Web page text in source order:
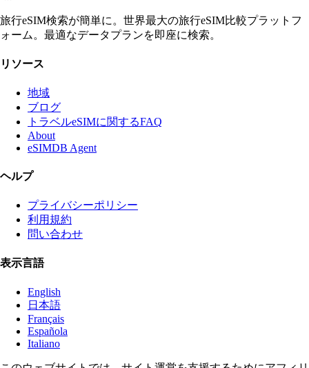
旅行eSIM検索が簡単に。世界最大の旅行eSIM比較プラットフ
ォーム。最適なデータプランを即座に検索。
リソース
地域
ブログ
トラベルeSIMに関するFAQ
About
eSIMDB Agent
ヘルプ
プライバシーポリシー
利用規約
問い合わせ
表示言語
English
日本語
Français
Española
Italiano